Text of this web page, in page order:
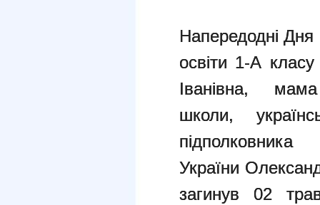
Напередодні Дня
освіти 1-А
Іванівна,
школи,
України
загинув 02